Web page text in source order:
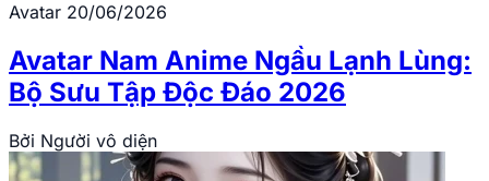
Avatar 20/06/2026
Avatar Nam Anime Ngầu Lạnh Lùng:
Bộ Sưu Tập Độc Đáo 2026
Bởi Người vô diện